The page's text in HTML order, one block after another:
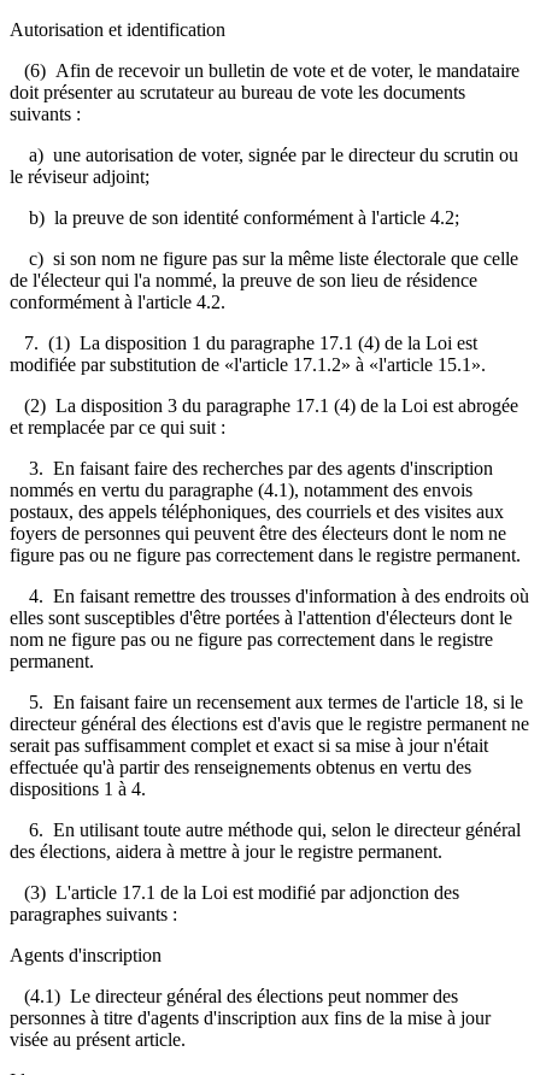
Autorisation et identification
(6) Afin de recevoir un bulletin de vote et de voter, le mandataire
doit présenter au scrutateur au bureau de vote les documents
suivants :
a) une autorisation de voter, signée par le directeur du scrutin ou
le réviseur adjoint;
b) la preuve de son identité conformément à l'article 4.2;
c) si son nom ne figure pas sur la même liste électorale que celle
de l'électeur qui l'a nommé, la preuve de son lieu de résidence
conformément à l'article 4.2.
7. (1) La disposition 1 du paragraphe 17.1 (4) de la Loi est
modifiée par substitution de «l'article 17.1.2» à «l'article 15.1».
(2) La disposition 3 du paragraphe 17.1 (4) de la Loi est abrogée
et remplacée par ce qui suit :
3. En faisant faire des recherches par des agents d'inscription
nommés en vertu du paragraphe (4.1), notamment des envois
postaux, des appels téléphoniques, des courriels et des visites aux
foyers de personnes qui peuvent être des électeurs dont le nom ne
figure pas ou ne figure pas correctement dans le registre permanent.
4. En faisant remettre des trousses d'information à des endroits où
elles sont susceptibles d'être portées à l'attention d'électeurs dont le
nom ne figure pas ou ne figure pas correctement dans le registre
permanent.
5. En faisant faire un recensement aux termes de l'article 18, si le
directeur général des élections est d'avis que le registre permanent ne
serait pas suffisamment complet et exact si sa mise à jour n'était
effectuée qu'à partir des renseignements obtenus en vertu des
dispositions 1 à 4.
6. En utilisant toute autre méthode qui, selon le directeur général
des élections, aidera à mettre à jour le registre permanent.
(3) L'article 17.1 de la Loi est modifié par adjonction des
paragraphes suivants :
Agents d'inscription
(4.1) Le directeur général des élections peut nommer des
personnes à titre d'agents d'inscription aux fins de la mise à jour
visée au présent article.